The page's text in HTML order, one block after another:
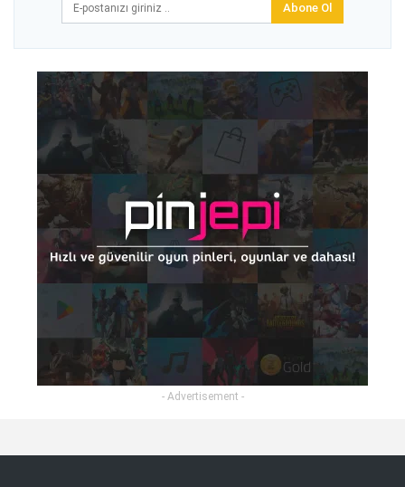
Abone Ol
- Advertisement -